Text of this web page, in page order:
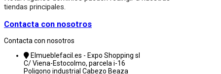
tiendas principales.
Contacta con nosotros
Contacta con nosotros
Elmueblefacil.es - Expo Shopping sl
C/ Viena-Estocolmo, parcela i-16
Poligono industrial Cabezo Beaza